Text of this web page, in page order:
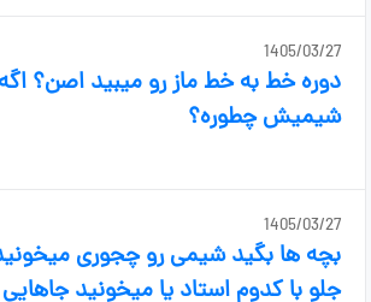
1405/03/27
دوره خط به خط ماز رو میبید اصن؟
شیمیش چطوره؟
1405/03/27
بچه ها بگید شیمی رو چجوری
جلو با کدوم استاد یا میخونید